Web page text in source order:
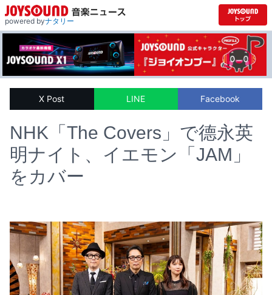
powered byナタリー
X Post LINE Facebook
NHK「The Covers」で德永英
明ナイト、イエモン「JAM」
をカバー